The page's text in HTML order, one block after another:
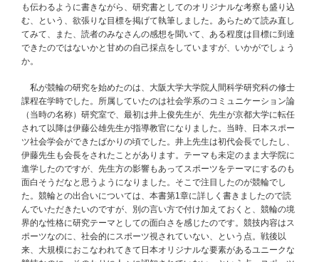
も伝わるように書きながら、研究書としてのオリジナルな考察も盛り込
む、という、欲張りな目標を掲げて執筆しました。あらためて読み直し
てみて、また、読者のみなさんの感想を聞いて、ある程度は目標に到達
できたのではないかと甘めの自己採点をしていますが、いかがでしょう
か。
私が競輪の研究を始めたのは、大阪大学大学院人間科学研究科の修士
課程在学時でした。所属していたのは社会学系のコミュニケーション論
（当時の名称）研究室で、最初は井上俊先生が、先生が京都大学に転任
されて以降は伊藤公雄先生が指導教官になりました。当時、日本スポー
ツ社会学会ができたばかりの頃でした。井上先生は初代会長でしたし、
伊藤先生も会長をされたことがあります。テーマも未定のまま大学院に
進学したのですが、先生方の影響もあってスポーツをテーマにするのも
面白そうだなと思うようになりました。そこで注目したのが競輪でし
た。競輪との出合いについては、本書第1章に詳しく書きましたので読
んでいただきたいのですが、別の言い方で付け加えておくと、競輪の境
界的な性格に研究テーマとしての面白さを感じたのです。競技内容はス
ポーツなのに、社会的にスポーツ視されていない、という点。戦後以
来、大規模におこなわれてきて日本オリジナルな要素があるユニークな